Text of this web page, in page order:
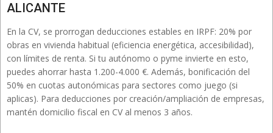
ALICANTE
En la CV, se prorrogan deducciones estables en IRPF: 20% por
obras en vivienda habitual (eficiencia energética, accesibilidad),
con límites de renta. Si tu autónomo o pyme invierte en esto,
puedes ahorrar hasta 1.200-4.000 €. Además, bonificación del
50% en cuotas autonómicas para sectores como juego (si
aplicas). Para deducciones por creación/ampliación de empresas,
mantén domicilio fiscal en CV al menos 3 años.